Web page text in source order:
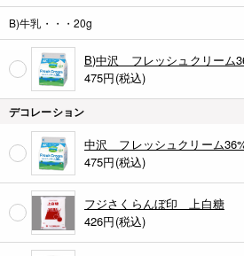
B)牛乳・・・20g
B)中沢 フレッシュクリーム
475円(税込)
デコレーション
中沢 フレッシュクリーム
475円(税込)
フジさくらんぼ印 上白糖
426円(税込)